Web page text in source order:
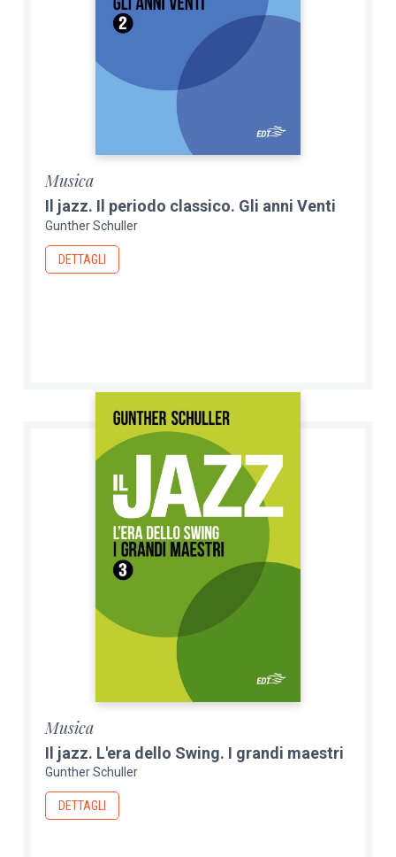
Musica
Il jazz. Il periodo classico. Gli anni Venti
Gunther Schuller
DETTAGLI
Musica
Il jazz. L'era dello Swing. I grandi maestri
Gunther Schuller
DETTAGLI